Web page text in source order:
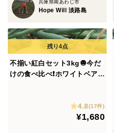
兵庫県南あわじ市
Hope Will 淡路島
不揃い紅白セット3kg🧅今だ
けの食べ比べ❗️ホワイトベア
4.8(17件)
¥1,680